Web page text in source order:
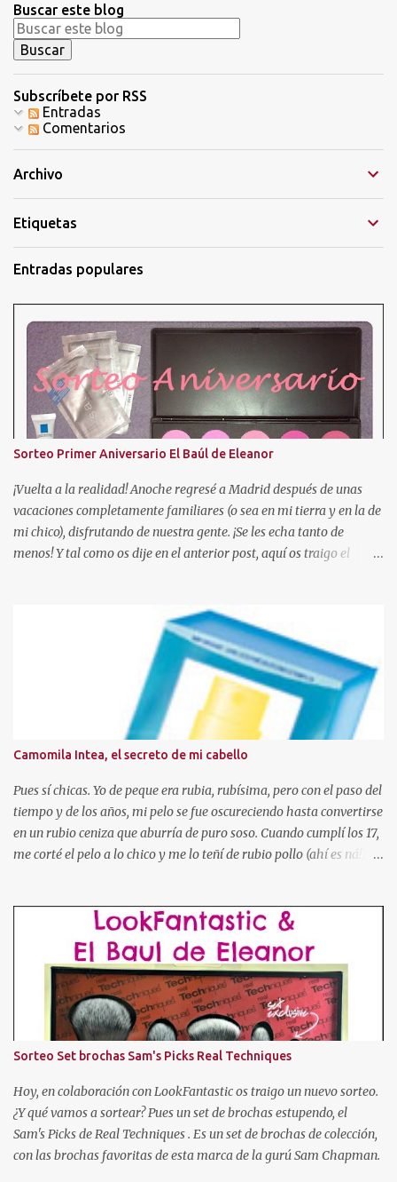
c
o
m
e
n
t
a
r
i
o
Buscar este blog
Subscríbete por RSS
Entradas
Comentarios
Archivo
Etiquetas
Entradas populares
Sorteo Primer Aniversario El Baúl de Eleanor
¡Vuelta a la realidad! Anoche regresé a Madrid después de unas
vacaciones completamente familiares (o sea en mi tierra y en la de
mi chico), disfrutando de nuestra gente. ¡Se les echa tanto de
menos! Y tal como os dije en el anterior post, aquí os traigo el
coloretes de Beauties Factory, junto con las muestras que podeis
ver en la foto. Hasta el 04 de Mayo Para participar sólo tendreis
que seguir estas reglas: - Ser o hacerse seguidora a traves de GFC
de este blog, con el PERFIL VISIBLE. (Ojo, no se admitirán blogs
que sean para sorteos) - Residir en España . - Escribir un
comentario en este post con los siguientes datos (debeis copiar la
plantilla): 1. Nombre de seguidora en el blog. 2. Mail de contacto.
3. Ciudad de residencia. 4. Publico la foto en el lateral de mi blog? Si
o No, link a vuestro blog y fecha de p...
Camomila Intea, el secreto de mi cabello
Pues sí chicas. Yo de peque era rubia, rubísima, pero con el paso del
tiempo y de los años, mi pelo se fue oscureciendo hasta convertirse
en un rubio ceniza que aburría de puro soso. Cuando cumplí los 17,
me corté el pelo a lo chico y me lo teñí de rubio pollo (ahí es ná!).
rosa, verde, etc). Tuve el pelo naranja dorito, pelirrojo, granate,
marrón chocolate, con mechas de tres colores, con las puntas más
oscuras, con las puntas más claras, negro... Hasta que cansada de
experimentar y jugar con mi pelo, decidí volver a dejármelo crecer
y dejarlo de "su color". Pero como ya os he dicho al principio, mi
color de pelo es SOSO, así que algo había que hacer. Entonces
descubrí un producto que se llamaba "Cristal Soleil" de Garnier.
Cristal Soleil de Garnier Empecé a usarlo, y poco a poco fue
aclarándome el cabello. Pero hace unos años dejé de en...
Sorteo Set brochas Sam's Picks Real Techniques
Hoy, en colaboración con LookFantastic os traigo un nuevo sorteo.
¿Y qué vamos a sortear? Pues un set de brochas estupendo, el
Sam's Picks de Real Techniques . Es un set de brochas de colección,
con las brochas favoritas de esta marca de la gurú Sam Chapman.